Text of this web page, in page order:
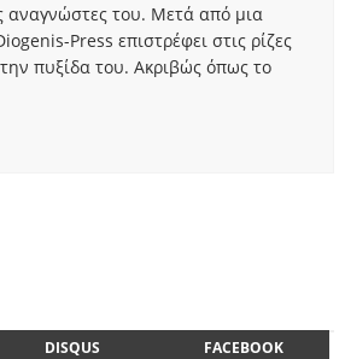
αναγνώστες του. Μετά από μια
Press επιστρέφει στις ρίζες
πυξίδα του. Ακριβώς όπως το
DISQUS FACEBOOK